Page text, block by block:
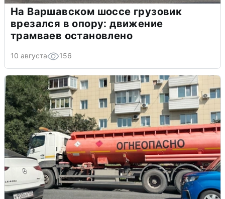
На Варшавском шоссе грузовик
врезался в опору: движение
трамваев остановлено
10 августа 156